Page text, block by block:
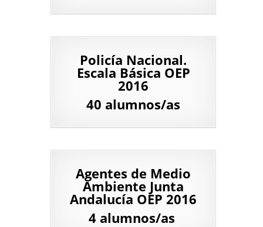
Policía Nacional.
Escala Básica OEP
2016
40 alumnos/as
Agentes de Medio
Ambiente Junta
Andalucía OEP 2016
4 alumnos/as